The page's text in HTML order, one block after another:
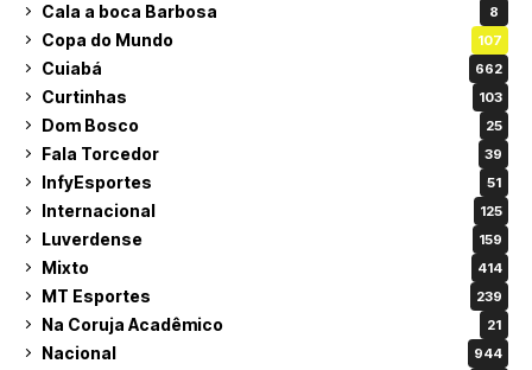
Cala a boca Barbosa 8
Copa do Mundo 107
Cuiabá 662
Curtinhas 103
Dom Bosco 25
Fala Torcedor 39
InfyEsportes 51
Internacional 125
Luverdense 159
Mixto 414
MT Esportes 239
Na Coruja Acadêmico 21
Nacional 944